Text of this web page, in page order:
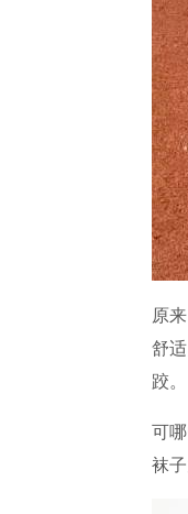
原
舒
跤。
可
袜